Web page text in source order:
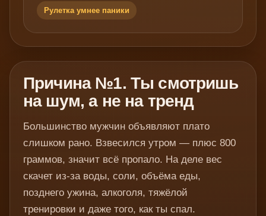
Рулетка умнее паники
Причина №1. Ты смотришь
на шум, а не на тренд
Большинство мужчин объявляют плато
слишком рано. Взвесился утром — плюс 800
граммов, значит всё пропало. На деле вес
скачет из-за воды, соли, объёма еды,
позднего ужина, алкоголя, тяжёлой
тренировки и даже того, как ты спал.